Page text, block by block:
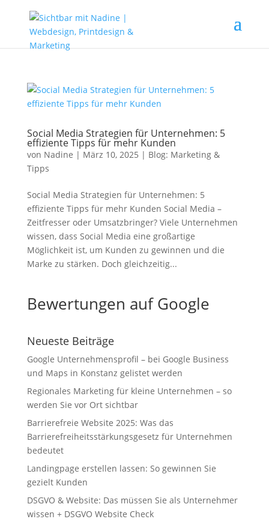
Social Media Strategien für Unternehmen: 5
effiziente Tipps für mehr Kunden
von Nadine | März 10, 2025 | Blog: Marketing &
Tipps
Social Media Strategien für Unternehmen: 5
effiziente Tipps für mehr Kunden Social Media –
Zeitfresser oder Umsatzbringer? Viele Unternehmen
wissen, dass Social Media eine großartige
Möglichkeit ist, um Kunden zu gewinnen und die
Marke zu stärken. Doch gleichzeitig...
Bewertungen auf Google
Neueste Beiträge
Google Unternehmensprofil – bei Google Business
und Maps in Konstanz gelistet werden
Regionales Marketing für kleine Unternehmen – so
werden Sie vor Ort sichtbar
Barrierefreie Website 2025: Was das
Barrierefreiheitsstärkungsgesetz für Unternehmen
bedeutet
Landingpage erstellen lassen: So gewinnen Sie
gezielt Kunden
DSGVO & Website: Das müssen Sie als Unternehmer
wissen + DSGVO Website Check